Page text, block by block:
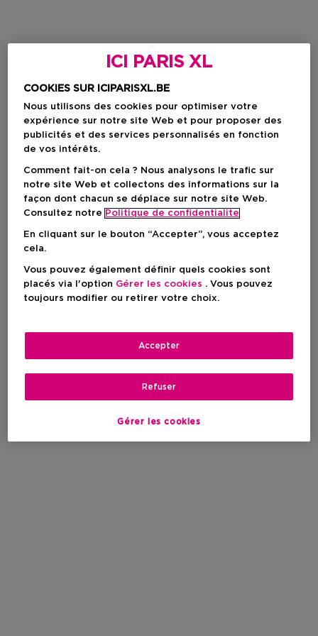
ICI PARIS XL
COOKIES SUR ICIPARISXL.BE
Nous utilisons des cookies pour optimiser votre
expérience sur notre site Web et pour proposer des
publicités et des services personnalisés en fonction
de vos intérêts.
Comment fait-on cela ? Nous analysons le trafic sur
notre site Web et collectons des informations sur la
façon dont chacun se déplace sur notre site Web.
Consultez notre Politique de confidentialite
En cliquant sur le bouton “Accepter”, vous acceptez
cela.
Vous pouvez également définir quels cookies sont
placés via l'option Gérer les cookies . Vous pouvez
toujours modifier ou retirer votre choix.
Gérer les cookies
Refuser
Accepter